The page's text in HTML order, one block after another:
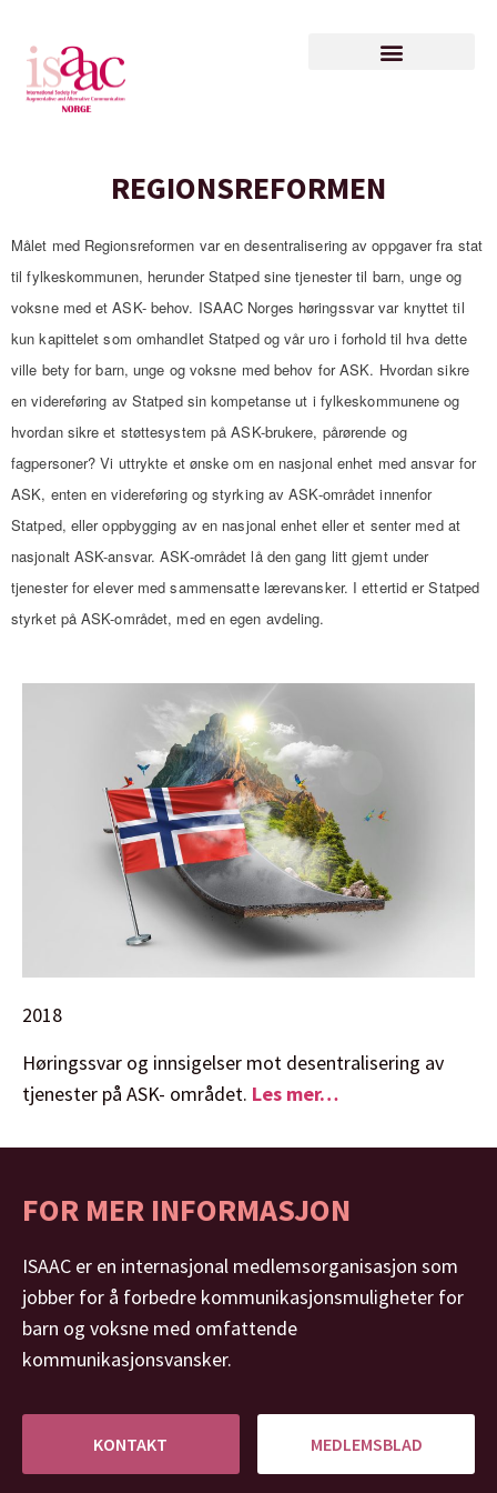
REGIONSREFORMEN
Målet med Regionsreformen var en desentralisering av oppgaver fra stat
til fylkeskommunen, herunder Statped sine tjenester til barn, unge og
voksne med et ASK- behov. ISAAC Norges høringssvar var knyttet til
kun kapittelet som omhandlet Statped og vår uro i forhold til hva dette
ville bety for barn, unge og voksne med behov for ASK. Hvordan sikre
en videreføring av Statped sin kompetanse ut i fylkeskommunene og
hvordan sikre et støttesystem på ASK-brukere, pårørende og
fagpersoner? Vi uttrykte et ønske om en nasjonal enhet med ansvar for
ASK, enten en videreføring og styrking av ASK-området innenfor
Statped, eller oppbygging av en nasjonal enhet eller et senter med at
nasjonalt ASK-ansvar.ASK-området lå den gang litt gjemt under
tjenester for elever med sammensatte lærevansker. I ettertid er Statped
styrket på ASK-området, med en egen avdeling.
2018
Høringssvar og innsigelser mot desentralisering av
tjenester på ASK- området. Les mer…
FOR MER INFORMASJON
ISAAC er en internasjonal medlemsorganisasjon som
jobber for å forbedre kommunikasjonsmuligheter for
barn og voksne med omfattende
kommunikasjonsvansker.
KONTAKT MEDLEMSBLAD